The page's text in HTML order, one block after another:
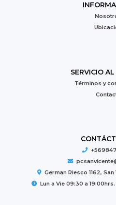
SERVICIO
Términos y
German Riesco 1162,
Lun a Vie 09:30 a